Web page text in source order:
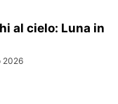
al cielo: Luna in
2026